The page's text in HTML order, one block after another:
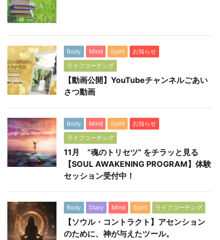
Body Mind Spirit
お知らせ
ライフコーチング
【動画公開】YouTubeチャンネルごあい
さつ動画
Body Mind Spirit
お知らせ
ライフコーチング
11月 ”魂のトリセツ” をチラッと見る
【SOUL AWAKENING PROGRAM】体験
セッション受付中！
Body Diary Mind Spirit ライフコーチング
【ソウル・コントラクト】アセンション
のために、神が与えたツール。